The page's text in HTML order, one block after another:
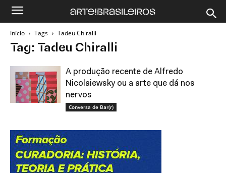
Início Tags Tadeu Chiralli
Tag: Tadeu Chiralli
A produção recente de Alfredo
Nicolaiewsky ou a arte que dá nos
nervos
Conversa de Bar(r)